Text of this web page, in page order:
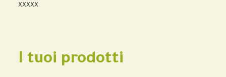
xxxxx
I tuoi prodotti